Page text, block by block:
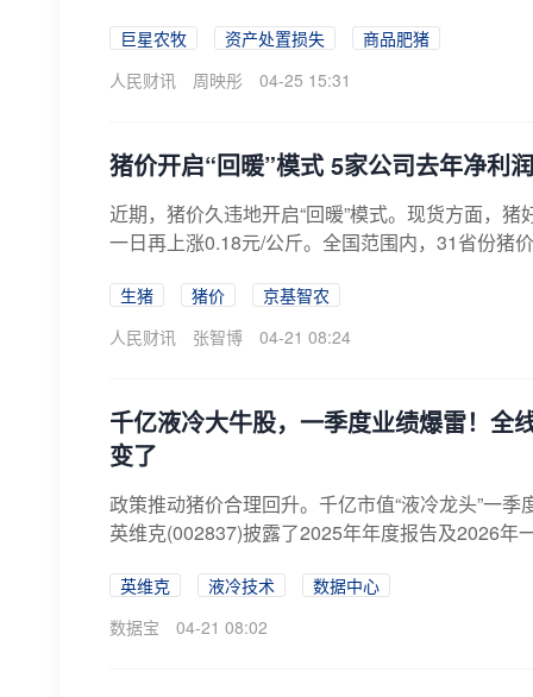
巨星农牧 资产处置损失
商品肥猪
人民财讯
周映彤 04-25 15:31
猪价开启“回暖”模式 5家公司去年净利
近期，猪价久违地开启“回暖”模式。现货方面，
一日再上涨0.18元/公斤。全国范围内，31省份猪
生猪 猪价
京基智农
人民财讯
张智博 04-21 08:24
千亿液冷大牛股，一季度业绩爆雷！全
变了
政策推动猪价合理回升。千亿市值“液冷龙头”一
英维克(002837)披露了2025年年度报告及2026年
英维克 液冷技术
数据中心
数据宝
04-21 08:02